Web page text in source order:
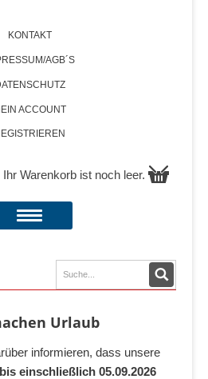
KONTAKT
AGB´S
ACCOUNT
Ihr Warenkorb ist noch leer.
Urlaub
informieren, dass unsere
einschließlich 05.09.2026